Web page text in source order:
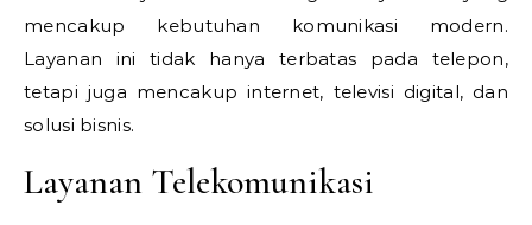
mencakup kebutuhan komunikasi modern.
Layanan ini tidak hanya terbatas pada telepon,
tetapi juga mencakup internet, televisi digital, dan
solusi bisnis.
Layanan Telekomunikasi